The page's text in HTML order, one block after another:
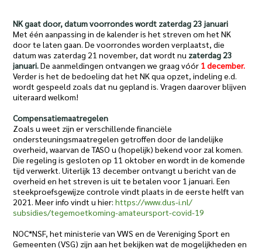
NK gaat door, datum voorrondes wordt zaterdag 23 januari
Met één aanpassing in de kalender is het streven om het NK
door te laten gaan. De voorrondes worden verplaatst, die
datum was zaterdag 21 november, dat wordt nu zaterdag 23
januari.De aanmeldingen ontvangen we graag vóór 1 december.
Verder is het de bedoeling dat het NK qua opzet, indeling e.d.
wordt gespeeld zoals dat nu gepland is. Vragen daarover blijven
uiteraard welkom!
Compensatiemaatregelen
Zoals u weet zijn er verschillende financiële
ondersteuningsmaatregelen getroffen door de landelijke
overheid, waarvan de TASO u (hopelijk) bekend voor zal komen.
Die regeling is gesloten op 11 oktober en wordt in de komende
tijd verwerkt. Uiterlijk 13 december ontvangt u bericht van de
overheid en het streven is uit te betalen voor 1 januari. Een
steekproefsgewijze controle vindt plaats in de eerste helft van
2021. Meer info vindt u hier:https://www.dus-i.nl/
subsidies/tegemoetkoming-amateursport-covid-19
NOC*NSF, het ministerie van VWS en de Vereniging Sport en
Gemeenten (VSG) zijn aan het bekijken wat de mogelijkheden en